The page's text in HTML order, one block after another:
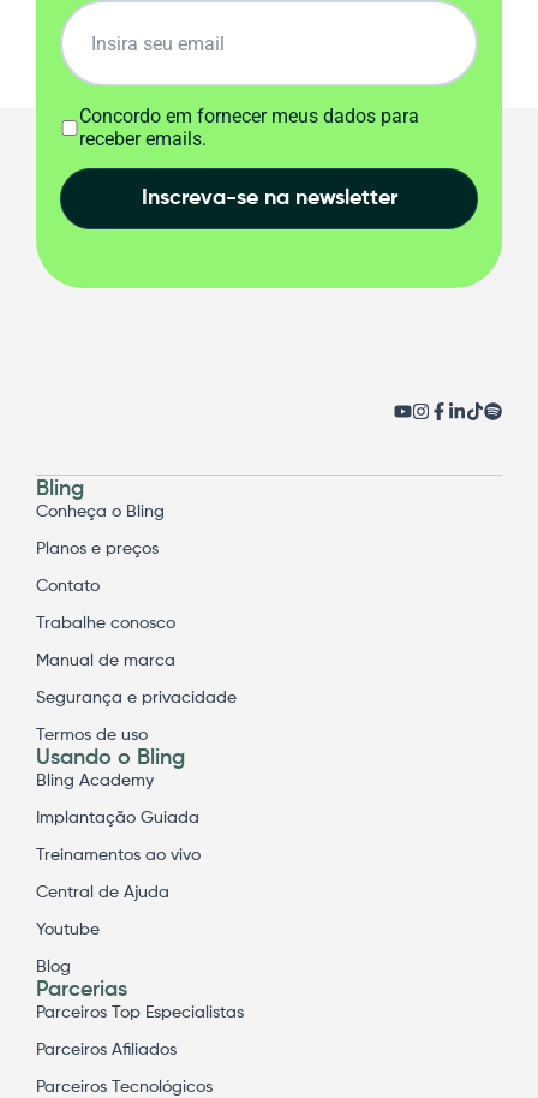
Concordo em fornecer meus dados para
receber emails.
Inscreva-se na newsletter
Bling
Conheça o Bling
Planos e preços
Contato
Trabalhe conosco
Manual de marca
Segurança e privacidade
Termos de uso
Usando o Bling
Bling Academy
Implantação Guiada
Treinamentos ao vivo
Central de Ajuda
Youtube
Blog
Parcerias
Parceiros Top Especialistas
Parceiros Afiliados
Parceiros Tecnológicos